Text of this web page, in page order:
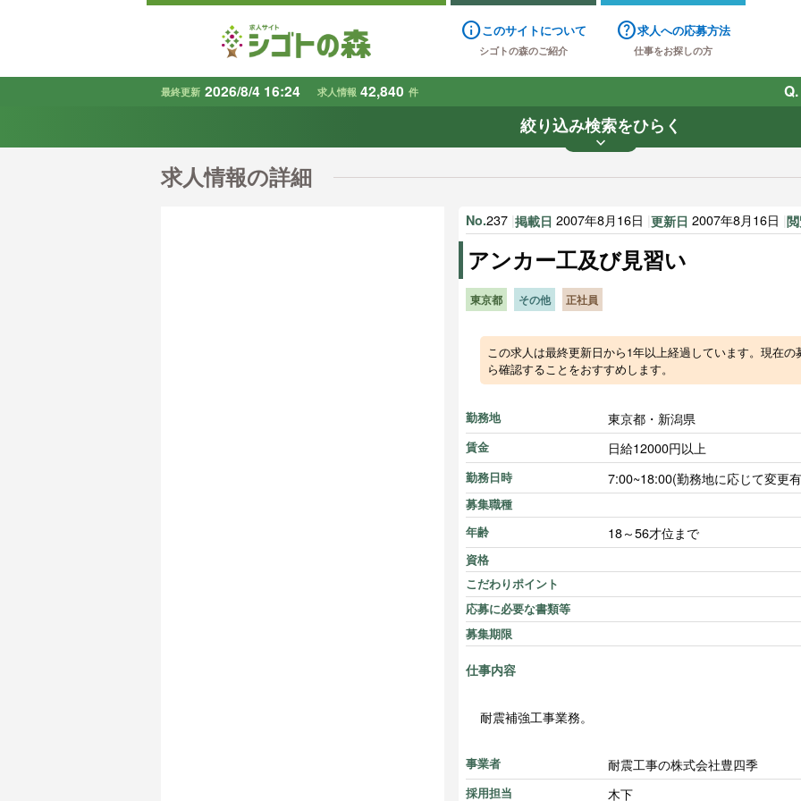
infoこのサイトについて
シゴトの森のご紹介
help求人への応募方法
仕事をお探しの方
最終更新 2026/8/4 16:24 求人情報 42,840 件 Q.
絞り込み検索をひらく
keyboard_arrow_down
地域 業種 雇用形態 賃金
求人情報の詳細
No.237 |掲載日 2007年8月16日 |更新日 2007年8月16日 |
アンカー工及び見習い
東京都 その他 正社員
この求人は最終更新日から1年以上経過しています。現在
ら確認することをおすすめします。
勤務地 東京都・新潟県
賃金 日給12000円以上
勤務日時 7:00~18:00(勤務地に応じて変更
募集職種
年齢
18～56才位まで
資格
こだわりポイント
応募に必要な書類等
募集期限
仕事内容
耐震補強工事業務。
事業者 耐震工事の株式会社豊四季
採用担当 木下